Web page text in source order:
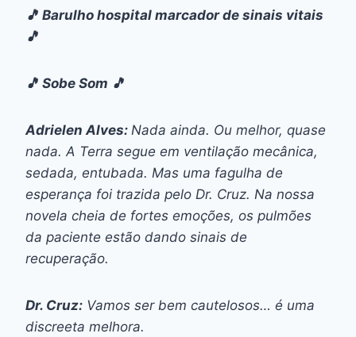
🎵 Barulho hospital marcador de sinais vitais
🎵
🎵 Sobe Som 🎵
Adrielen Alves: Nada ainda. Ou melhor, quase
nada. A Terra segue em ventilação mecânica,
sedada, entubada. Mas uma fagulha de
esperança foi trazida pelo Dr. Cruz. Na nossa
novela cheia de fortes emoções, os pulmões
da paciente estão dando sinais de
recuperação.
Dr. Cruz: Vamos ser bem cautelosos… é uma
discreeta melhora.